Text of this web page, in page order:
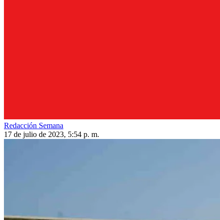
Redacción Semana
17 de julio de 2023, 5:54 p. m.